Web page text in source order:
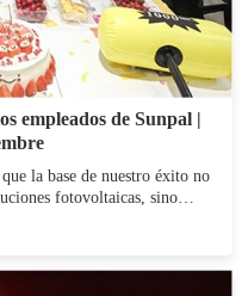
empleados de Sunpal |
la base de nuestro éxito no
fotovoltaicas, sino
de nuestro personal. Nuestra
a las personas"....